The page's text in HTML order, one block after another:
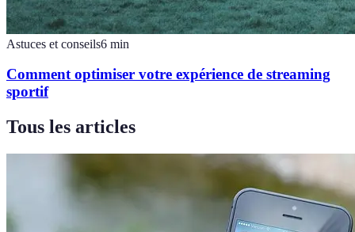
Astuces et conseils6 min
Comment optimiser votre expérience de streaming
sportif
Tous les articles